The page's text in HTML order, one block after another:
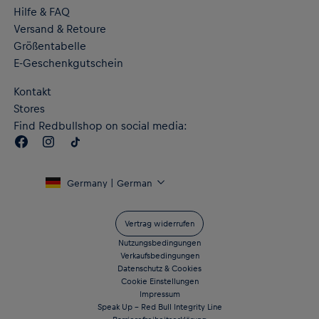
Flaches, authentisches Label am Saum
RE:FIBRE Doppelstrick aus mindestens 95 % recycelten
Textilabfällen und anderen gebrauchten Materialien
dryCELL Performance-Technologie leitet die Feuchtigkeit vom
Körper ab und hält dich beim Training angenehm trocken
Material: 100 % recycelter Polyester – doppelseitiger
Hilfe & FAQ
Versand & Retoure
Größentabelle
E-Geschenkgutschein
Kontakt
Stores
Find Redbullshop on social media:
Germany | German
Vertrag widerrufen
Nutzungsbedingungen
Verkaufsbedingungen
Datenschutz & Cookies
Cookie Einstellungen
Impressum
Speak Up – Red Bull Integrity Line